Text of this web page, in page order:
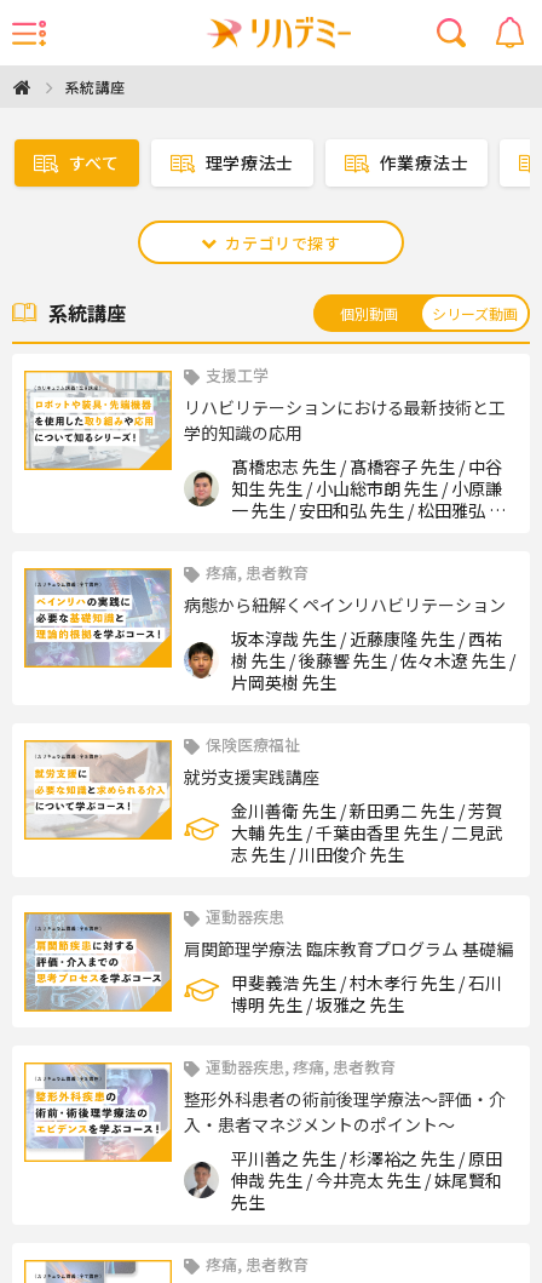
系統講座
すべて 理学療法士 作業療法士
カテゴリで探す
系統講座 個別動画 シリーズ動画
支援工学
リハビリテーションにおける最新技術と工
学的知識の応用
髙橋忠志 先生 / 髙橋容子 先生 / 中谷
知生 先生 / 小山総市朗 先生 / 小原謙
一 先生 / 安田和弘 先生 / 松田雅弘 先
疼痛, 患者教育
病態から紐解くペインリハビリテーション
坂本淳哉 先生 / 近藤康隆 先生 / 西祐
樹 先生 / 後藤響 先生 / 佐々木遼 先生 /
片岡英樹 先生
保険医療福祉
就労支援実践講座
金川善衛 先生 / 新田勇二 先生 / 芳賀
大輔 先生 / 千葉由香里 先生 / 二見武
志 先生 / 川田俊介 先生
運動器疾患
肩関節理学療法 臨床教育プログラム 基礎編
甲斐義浩 先生 / 村木孝行 先生 / 石川
博明 先生 / 坂雅之 先生
運動器疾患, 疼痛, 患者教育
整形外科患者の術前後理学療法～評価・介
入・患者マネジメントのポイント～
平川善之 先生 / 杉澤裕之 先生 / 原田
伸哉 先生 / 今井亮太 先生 / 妹尾賢和
先生
疼痛, 患者教育